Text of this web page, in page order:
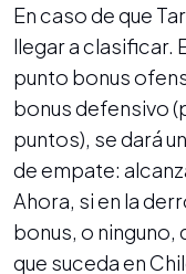
En caso de que
llegar a clasificar.
punto bonus
bonus defensivo
puntos), se dará
de empate:
Ahora, si en la
bonus, o
que suceda en